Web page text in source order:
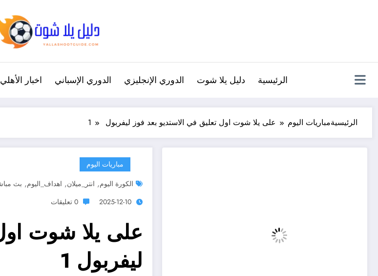
الرئيسية دليل يلا شوت الدوري الإنجليزي الدوري الإسباني اخبار الأهلي
الرئيسيةمباريات اليوم على يلا شوت اول تعليق في الاستديو بعد فوز ليفربول 1
مباريات اليوم
الكورة اليوم, انتر_ميلان, اهداف_اليوم, بث
2025-12-10
0 تعليقات
على يلا شوت
ليفربول 1